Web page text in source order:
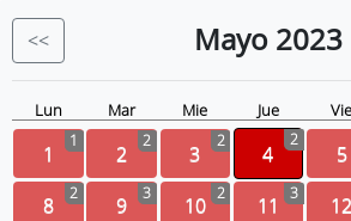
Eventos
<< Mayo 2023
Lun Mar Mie Jue Vie
1 1 2 2 3 2 4
2
5
8 2 9 3 10 2 11 3 12